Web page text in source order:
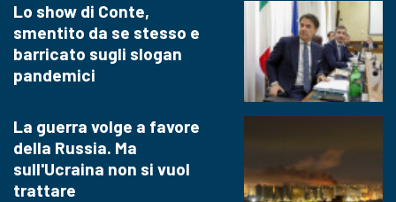
Lo show di Conte,
smentito da se stesso e
barricato sugli slogan
pandemici
La guerra volge a favore
della Russia. Ma
sull'Ucraina non si vuol
trattare